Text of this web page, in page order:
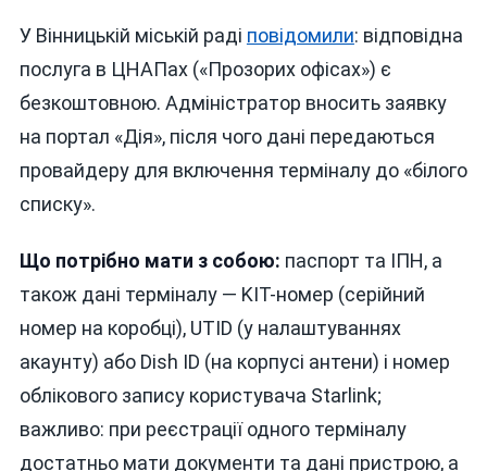
У Вінницькій міській раді повідомили: відповідна
послуга в ЦНАПах («Прозорих офісах») є
безкоштовною. Адміністратор вносить заявку
на портал «Дія», після чого дані передаються
провайдеру для включення терміналу до «білого
списку».
Що потрібно мати з собою: паспорт та ІПН, а
також дані терміналу — KIT-номер (серійний
номер на коробці), UTID (у налаштуваннях
акаунту) або Dish ID (на корпусі антени) і номер
облікового запису користувача Starlink;
важливо: при реєстрації одного терміналу
достатньо мати документи та дані пристрою, а